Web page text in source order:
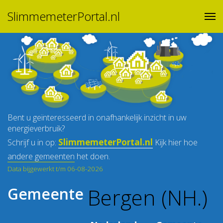
SlimmemeterPortal.nl
Bent u geïnteresseerd in onafhankelijk inzicht in uw
energieverbruik?
Schrijf u in op: SlimmemeterPortal.nl Kijk hier hoe
andere gemeenten het doen.
Data bijgewerkt t/m 06-08-2026
Gemeente Bergen (NH.)